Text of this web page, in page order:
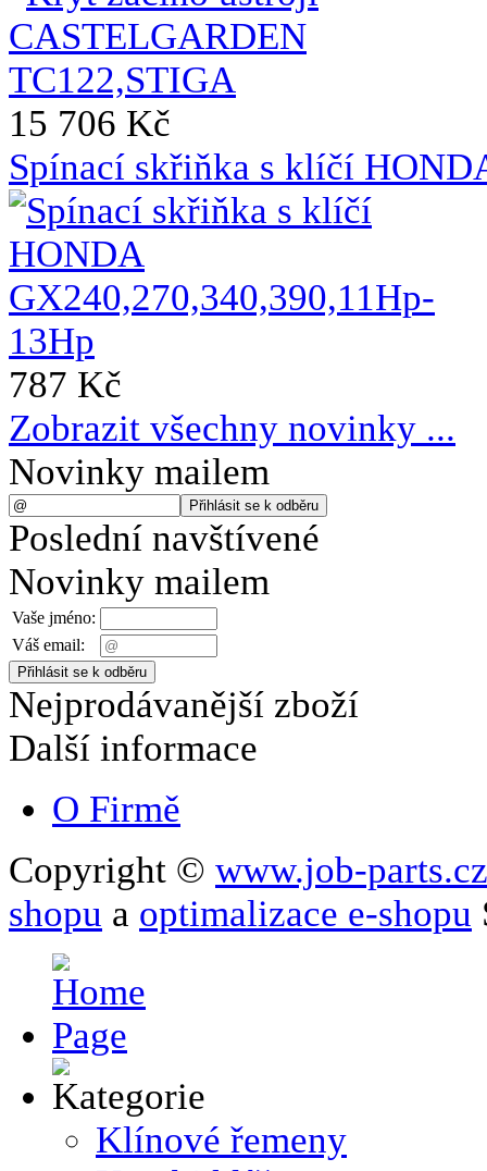
15 706 Kč
Spínací skřiňka s klíčí
787 Kč
Zobrazit všechny novinky ...
Novinky mailem
Poslední navštívené
Novinky mailem
Vaše jméno:
Váš email:
Nejprodávanější zboží
Další informace
O Firmě
Copyright © www.job-parts.cz
shopu a optimalizace e-shopu
Klínové řemeny